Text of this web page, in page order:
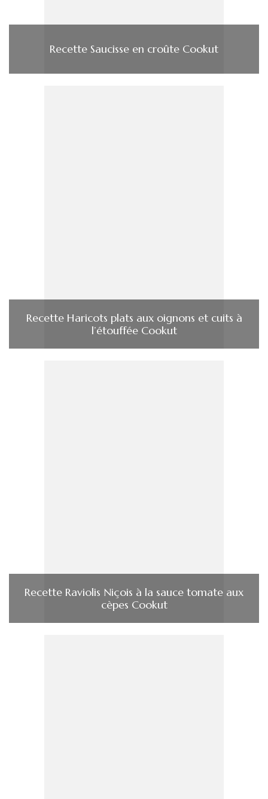
Recette Saucisse en croûte Cookut
Recette Haricots plats aux oignons et cuits à
l’étouffée Cookut
Recette Raviolis Niçois à la sauce tomate aux
cèpes Cookut